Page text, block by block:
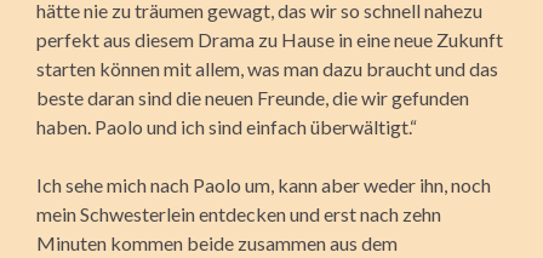
hätte nie zu träumen gewagt, das wir so schnell nahezu
perfekt aus diesem Drama zu Hause in eine neue Zukunft
starten können mit allem, was man dazu braucht und das
beste daran sind die neuen Freunde, die wir gefunden
haben. Paolo und ich sind einfach überwältigt.“
Ich sehe mich nach Paolo um, kann aber weder ihn, noch
mein Schwesterlein entdecken und erst nach zehn
Minuten kommen beide zusammen aus dem